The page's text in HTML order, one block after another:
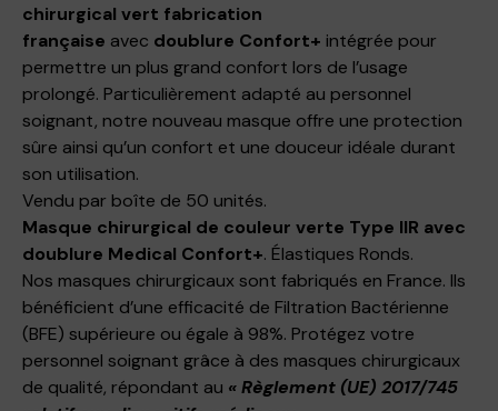
chirurgical vert fabrication
française avec doublure Confort+ intégrée pour
permettre un plus grand confort lors de l’usage
prolongé. Particulièrement adapté au personnel
soignant, notre nouveau masque offre une protection
sûre ainsi qu’un confort et une douceur idéale durant
son utilisation.
Vendu par boîte de 50 unités.
Masque chirurgical de couleur verte Type IIR avec
doublure Medical Confort+. Élastiques Ronds.
Nos masques chirurgicaux sont fabriqués en France. Ils
bénéficient d’une efficacité de Filtration Bactérienne
(BFE) supérieure ou égale à 98%. Protégez votre
personnel soignant grâce à des masques chirurgicaux
de qualité, répondant au « Règlement (UE) 2017/745